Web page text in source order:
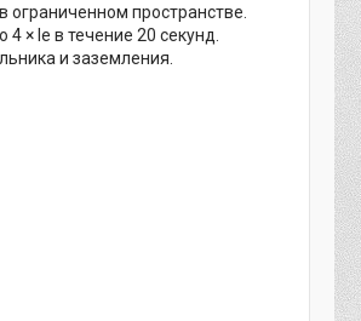
пространстве.
× Ie в течение 20 секунд.
и заземления.